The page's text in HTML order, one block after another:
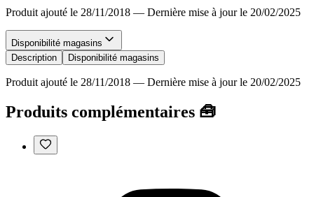
Produit ajouté le 28/11/2018 — Dernière mise à jour le 20/02/2025
Disponibilité magasins
Description
Disponibilité magasins
Produit ajouté le 28/11/2018 — Dernière mise à jour le 20/02/2025
Produits complémentaires 🧰